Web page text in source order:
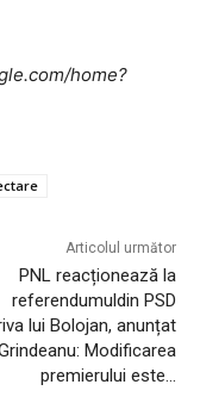
home?
Articolul următor
PNL reacționează la
referendumuldin PSD
lui Bolojan, anunțat
Modificarea
premierului este…